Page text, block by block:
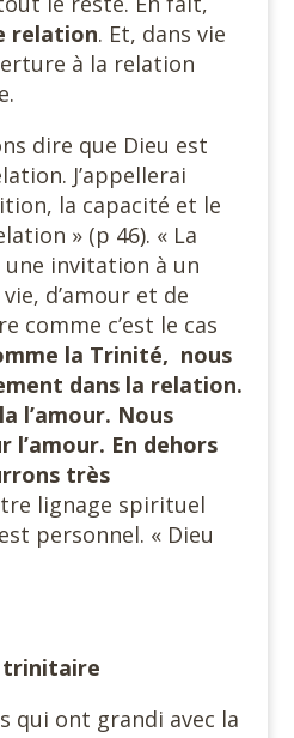
relation. Et, dans vie
à la relation
dire que Dieu est
J’appellerai
la capacité et le
» (p 46). « La
une invitation à un
d’amour et de
comme c’est le cas
la Trinité, nous
dans la relation.
l’amour. Nous
l’amour. En dehors
très
lignage spirituel
personnel. « Dieu
trinitaire
qui ont grandi avec la